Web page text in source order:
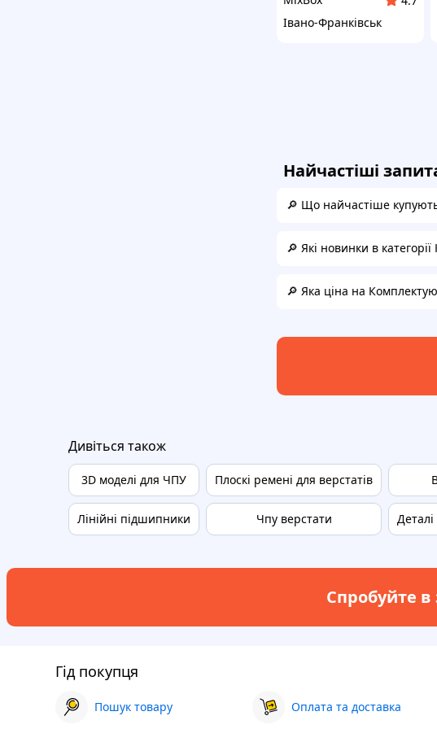
Івано-Франківськ
Найчастіші
🔎 Що найчастіше купують
🔎 Які новинки в
🔎 Яка ціна на
Дивіться також
3D моделі для ЧПУ
Лінійні підшипники
Плоскі ремені для верстатів
Чпу верстати
Спробуйте в
Гід покупця
Пошук товару Оплата та доставка